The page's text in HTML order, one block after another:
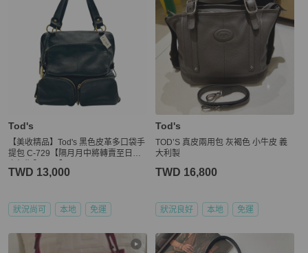
Tod's
【美收精品】Tod's 黑色皮革多口袋手
提包 C-729【隔月月中將轉賣至日本
TWD 13,000
狀況尚可 本地 免運
Tod's
TOD’S 真皮兩用包 灰褐色 小牛皮 義
大利製
TWD 16,800
狀況良好 本地 免運